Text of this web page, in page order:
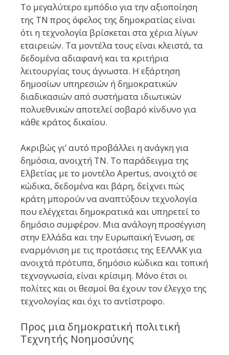
Το μεγαλύτερο εμπόδιο για την αξιοποίηση
της ΤΝ προς όφελος της δημοκρατίας είναι
ότι η τεχνολογία βρίσκεται στα χέρια λίγων
εταιρειών. Τα μοντέλα τους είναι κλειστά, τα
δεδομένα αδιαφανή και τα κριτήρια
λειτουργίας τους άγνωστα. Η εξάρτηση
δημοσίων υπηρεσιών ή δημοκρατικών
διαδικασιών από συστήματα ιδιωτικών
πολυεθνικών αποτελεί σοβαρό κίνδυνο για
κάθε κράτος δικαίου.
Ακριβώς γι’ αυτό προβάλλει η ανάγκη για
δημόσια, ανοιχτή ΤΝ. Το παράδειγμα της
Ελβετίας με το μοντέλο Apertus, ανοιχτό σε
κώδικα, δεδομένα και βάρη, δείχνει πώς
κράτη μπορούν να αναπτύξουν τεχνολογία
που ελέγχεται δημοκρατικά και υπηρετεί το
δημόσιο συμφέρον. Μια ανάλογη προσέγγιση
στην Ελλάδα και την Ευρωπαϊκή Ένωση, σε
εναρμόνιση με τις προτάσεις της ΕΕΛΛΑΚ για
ανοιχτά πρότυπα, δημόσιο κώδικα και τοπική
τεχνογνωσία, είναι κρίσιμη. Μόνο έτσι οι
πολίτες και οι θεσμοί θα έχουν τον έλεγχο της
τεχνολογίας και όχι το αντίστροφο.
Προς μια δημοκρατική πολιτική
Τεχνητής Νοημοσύνης